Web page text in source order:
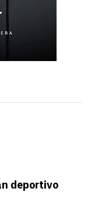
deportivo